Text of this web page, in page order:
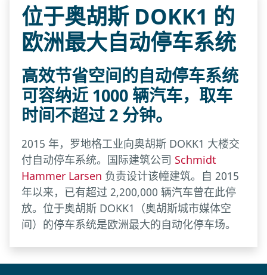
位于奥胡斯 DOKK1 的
欧洲最大自动停车系统
高效节省空间的自动停车系统
可容纳近 1000 辆汽车，取车
时间不超过 2 分钟。
2015 年，罗地格工业向奥胡斯 DOKK1 大楼交
付自动停车系统。国际建筑公司 Schmidt
Hammer Larsen 负责设计该幢建筑。自 2015
年以来，已有超过 2,200,000 辆汽车曾在此停
放。位于奥胡斯 DOKK1（奥胡斯城市媒体空
间）的停车系统是欧洲最大的自动化停车场。